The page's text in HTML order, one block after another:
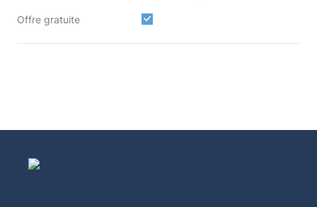
Offre gratuite